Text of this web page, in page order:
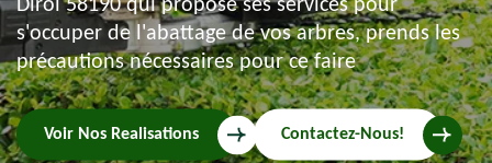
Dirol 58190 qui propose ses services pour
s'occuper de l'abattage de vos arbres, prends les
précautions nécessaires pour ce faire
Voir Nos Realisations Contactez-Nous!